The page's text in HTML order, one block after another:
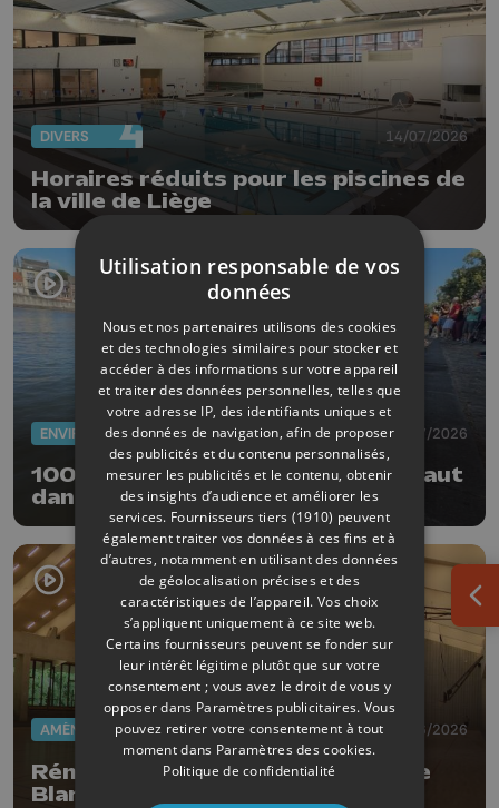
DIVERS 14/07/2026
Horaires réduits pour les piscines de
la ville de Liège
ENVIRONNEMENT 12/07/2026
100 personnes ont fait le grand saut
dans la Meuse ce dimanche
AMÉNAGEMENT DU TERRITOIRE 27/06/2026
Rénovation en profondeur pour le
Blanc Gravier
Utilisation responsable de vos
données
Nous et nos partenaires utilisons des cookies
et des technologies similaires pour stocker et
accéder à des informations sur votre appareil
et traiter des données personnelles, telles que
votre adresse IP, des identifiants uniques et
des données de navigation, afin de proposer
des publicités et du contenu personnalisés,
mesurer les publicités et le contenu, obtenir
des insights d’audience et améliorer les
services. Fournisseurs tiers (1910) peuvent
également traiter vos données à ces fins et à
d’autres, notamment en utilisant des données
de géolocalisation précises et des
caractéristiques de l’appareil. Vos choix
s’appliquent uniquement à ce site web.
Certains fournisseurs peuvent se fonder sur
leur intérêt légitime plutôt que sur votre
consentement ; vous avez le droit de vous y
opposer dans Paramètres publicitaires. Vous
pouvez retirer votre consentement à tout
moment dans Paramètres des cookies.
Politique de confidentialité